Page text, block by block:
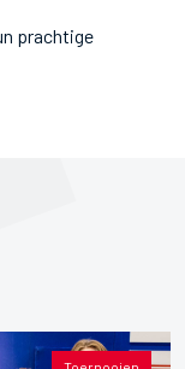
prachtige